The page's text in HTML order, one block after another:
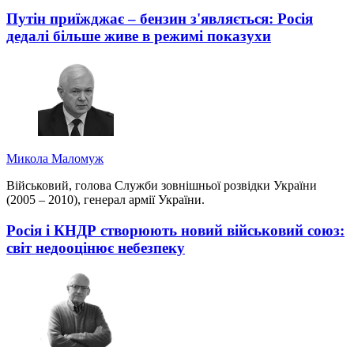
Путін приїжджає – бензин з'являється: Росія
дедалі більше живе в режимі показухи
Микола Маломуж
Військовий, голова Служби зовнішньої розвідки України
(2005 – 2010), генерал армії України.
Росія і КНДР створюють новий військовий союз:
світ недооцінює небезпеку